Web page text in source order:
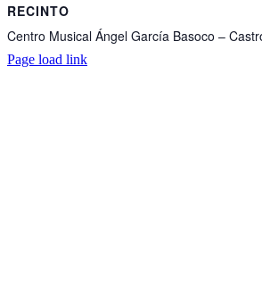
RECINTO
Centro Musical Ángel García Basoco –
Page load link